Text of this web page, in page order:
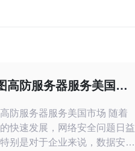
高防服务器服务美国市
防服务器服务美国市场 随着
快速发展，网络安全问题日益
别是对于企业来说，数据安全